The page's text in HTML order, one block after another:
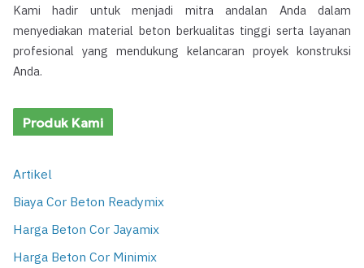
Kami hadir untuk menjadi mitra andalan Anda dalam
menyediakan material beton berkualitas tinggi serta layanan
profesional yang mendukung kelancaran proyek konstruksi
Anda.
Produk Kami
Artikel
Biaya Cor Beton Readymix
Harga Beton Cor Jayamix
Harga Beton Cor Minimix